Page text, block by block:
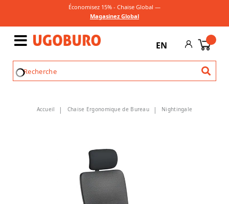
Économisez 15% - Chaise Global —
Magasinez Global
EN
Accueil Chaise Ergonomique de Bureau Nightingale